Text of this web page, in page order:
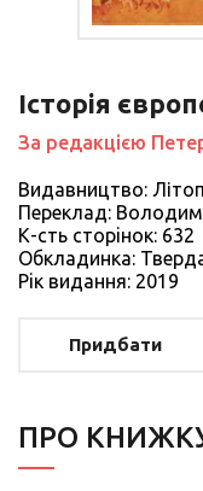
Історія
За редакцією
Видавництво:
Переклад:
К-сть сторiнок: 632
Обкладинка:
Рiк видання: 2019
Придбати
ПРО